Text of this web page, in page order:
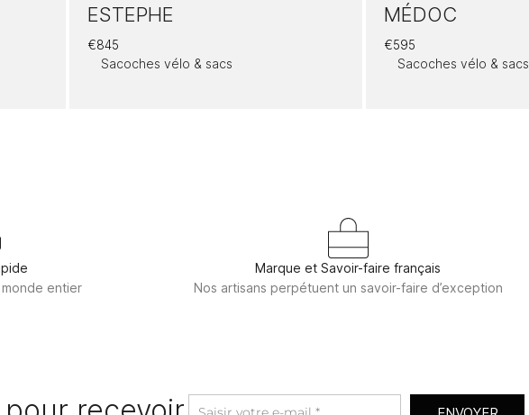
ESTEPHE
€845
Sacoches vélo & sacs
MÉDOC
€595
Sacoches vélo & sacs
entier
Marque et Savoir-faire français
Nos artisans perpétuent un savoir-faire d’exception